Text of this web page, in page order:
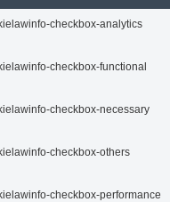
checkbox-analytics
checkbox-functional
checkbox-necessary
checkbox-others
checkbox-performance